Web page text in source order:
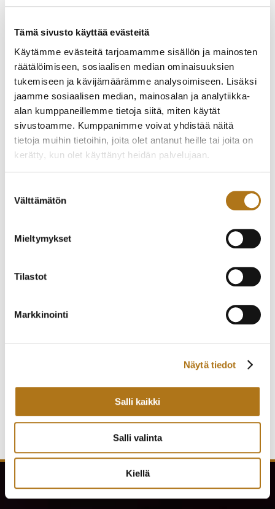
Tämä sivusto käyttää evästeitä
Käytämme evästeitä tarjoamamme sisällön ja mainosten
räätälöimiseen, sosiaalisen median ominaisuuksien
tukemiseen ja kävijämäärämme analysoimiseen. Lisäksi
jaamme sosiaalisen median, mainosalan ja analytiikka-
alan kumppaneillemme tietoja siitä, miten käytät
sivustoamme. Kumppanimme voivat yhdistää näitä
tietoja muihin tietoihin, joita olet antanut heille tai joita on
kerätty, kun olet käyttänyt heidän palvelujaan.
valinta
Välttämätön
Mieltymykset
Tilastot
Markkinointi
Näytä tiedot
Salli kaikki
Salli valinta
Kiellä
TUTUSTU MYÖS
ETERNA-083 ETERNA-
ETERNA-028 ETERNA-
MATIC
ETERNA-169-NOS 1935
ERWAL-001
590,00€